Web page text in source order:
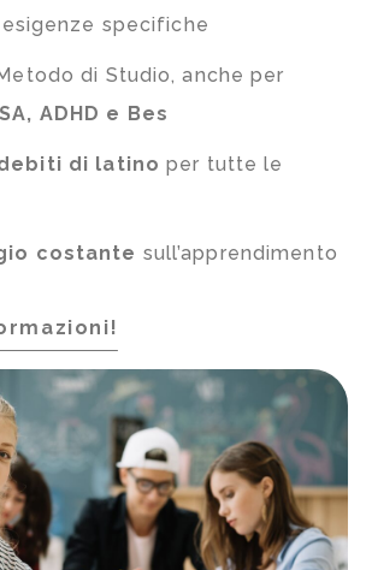
specifiche
di Studio, anche per
ADHD e Bes
di latino per tutte le
costante sull’apprendimento